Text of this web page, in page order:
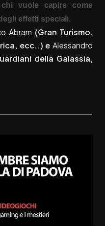
vuole capire come
effetti speciali.
Abram (Gran Turismo,
ecc..) eAlessandro
della Galassia,